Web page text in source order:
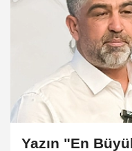
Yazın "En